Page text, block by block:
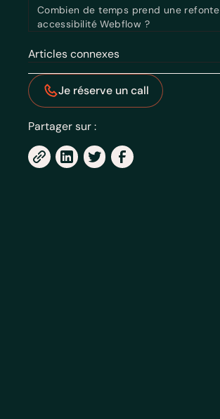
Combien de temps prend une refonte
accessibilité Webflow ?
Articles connexes
Je réserve un call
Partager sur :